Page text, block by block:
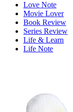
Love Note
Movie Lover
Book Review
Series Review
Life & Learn
Life Note